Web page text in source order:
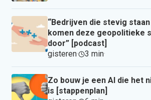
“Bedrijven die stevig
komen deze geopolitieke
door” [podcast]
gisteren· 3 min·
Zo bouw je een AI die het
is [stappenplan]